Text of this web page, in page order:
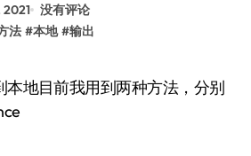
2021 没有评论
法 #本地 #输出